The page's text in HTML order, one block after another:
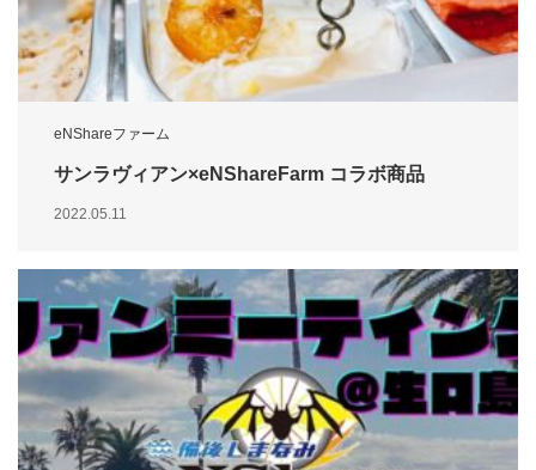
eNShareファーム
サンラヴィアン×eNShareFarm コラボ商品
2022.05.11